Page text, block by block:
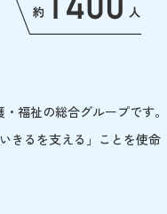
福祉の総合グループです。
きるを支える」ことを使命